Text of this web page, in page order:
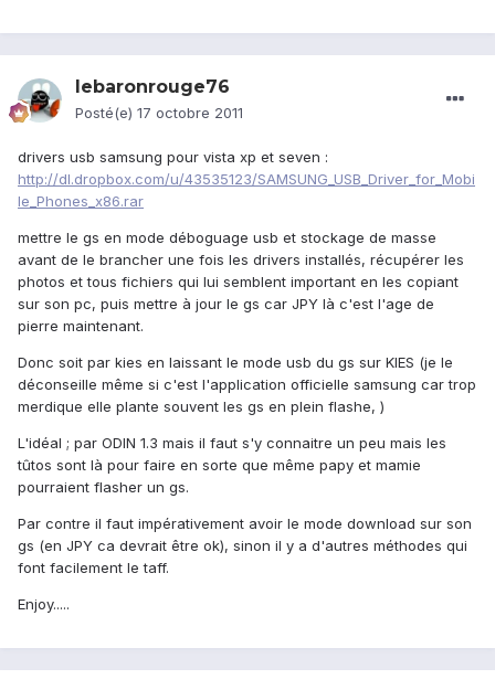
lebaronrouge76
Posté(e) 17 octobre 2011
drivers usb samsung pour vista xp et seven :
http://dl.dropbox.com/u/43535123/SAMSUNG_USB_Driver_for_Mobi
le_Phones_x86.rar
mettre le gs en mode déboguage usb et stockage de masse
avant de le brancher une fois les drivers installés, récupérer les
photos et tous fichiers qui lui semblent important en les copiant
sur son pc, puis mettre à jour le gs car JPY là c'est l'age de
pierre maintenant.
Donc soit par kies en laissant le mode usb du gs sur KIES (je le
déconseille même si c'est l'application officielle samsung car trop
merdique elle plante souvent les gs en plein flashe, )
L'idéal ; par ODIN 1.3 mais il faut s'y connaitre un peu mais les
tûtos sont là pour faire en sorte que même papy et mamie
pourraient flasher un gs.
Par contre il faut impérativement avoir le mode download sur son
gs (en JPY ca devrait être ok), sinon il y a d'autres méthodes qui
font facilement le taff.
Enjoy.....